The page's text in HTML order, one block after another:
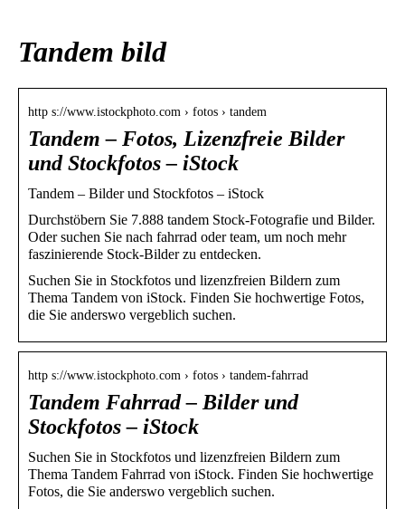
Tandem bild
http s://www.istockphoto.com › fotos › tandem
Tandem – Fotos, Lizenzfreie Bilder
und Stockfotos – iStock
Tandem – Bilder und Stockfotos – iStock
Durchstöbern Sie 7.888 tandem Stock-Fotografie und Bilder.
Oder suchen Sie nach fahrrad oder team, um noch mehr
faszinierende Stock-Bilder zu entdecken.
Suchen Sie in Stockfotos und lizenzfreien Bildern zum
Thema Tandem von iStock. Finden Sie hochwertige Fotos,
die Sie anderswo vergeblich suchen.
http s://www.istockphoto.com › fotos › tandem-fahrrad
Tandem Fahrrad – Bilder und
Stockfotos – iStock
Suchen Sie in Stockfotos und lizenzfreien Bildern zum
Thema Tandem Fahrrad von iStock. Finden Sie hochwertige
Fotos, die Sie anderswo vergeblich suchen.